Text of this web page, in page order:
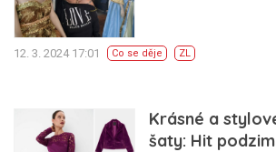
12. 3. 2024 17:01 Co se děje ZL
Krásné a
šaty: Hit